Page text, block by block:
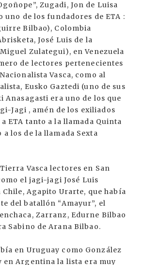
Zugadi, Jon de Luisa
uno de los fundadores de ETA :
Bilbao), Colombia
José Luis de la
Zulategui), en Venezuela
de lectores pertenecientes
Vasca, como al
Eusko Gaztedi (uno de sus
Anasagasti era uno de los que
Jagi , amén de los exiliados
ETA tanto a la llamada Quinta
a los de la llamada Sexta
Vasca lectores en San
el jagi-jagi José Luis
Agapito Urarte, que había
del batallón “Amayur”, el
Zarranz, Edurne Bilbao
Sabino de Arana Bilbao.
en Uruguay como González
en Argentina la lista era muy